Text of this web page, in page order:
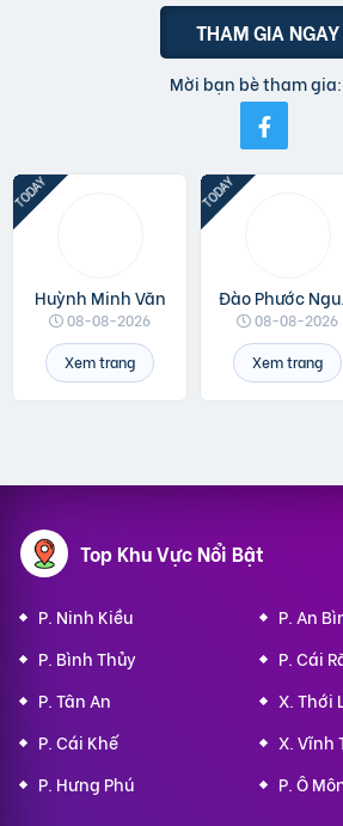
THAM GIA NGAY
Mời bạn bè tham gia:
Huỳnh Minh Văn
08-08-2026
Xem trang
08-08-2026
Xem trang
Top Khu Vực Nổi Bật
P. Ninh Kiều
P. An
P. Bình Thủy
P. Cái
P. Tân An
X. Thới
P. Cái Khế
X. Vĩnh
P. Hưng Phú
P. Ô